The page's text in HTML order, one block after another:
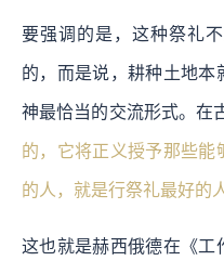
要强调的是，这种祭礼
的，而是说，耕种土地本
神最恰当的交流形式。在
的，它将正义授予那些能
的人，就是行祭礼最好的
这也就是赫西俄德在《工